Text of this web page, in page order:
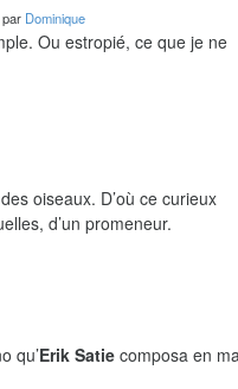
par Dominique
Ou estropié, ce que je ne
oiseaux. D’où ce curieux
d’un promeneur.
qu’Erik Satie composa en